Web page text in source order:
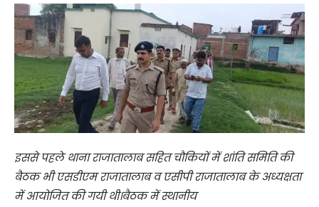
इससे पहले थाना राजातालाब सहित चौकियों में शांति समिति की
बैठक भी एसडीएम राजातालाब व एसीपी राजातालाब के अध्यक्षता
में आयोजित की गयी थी।बैठक में स्थानीय